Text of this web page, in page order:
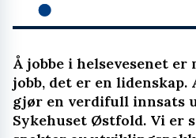
Å jobbe i helsevesenet er
jobb, det er en lidenskap.
gjør en verdifull innsats
Sykehuset Østfold. Vi er